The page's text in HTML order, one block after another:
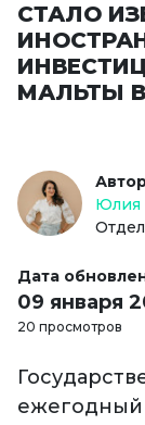
СТАЛО
МАЛЬТЫ В
Юлия
Дата
09 января
20 просмотров
ежегодный